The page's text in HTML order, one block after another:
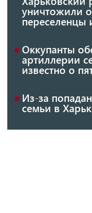
уничтожили
переселенцы
Оккупанты
артиллерии
известно о
Из-за
семьи в